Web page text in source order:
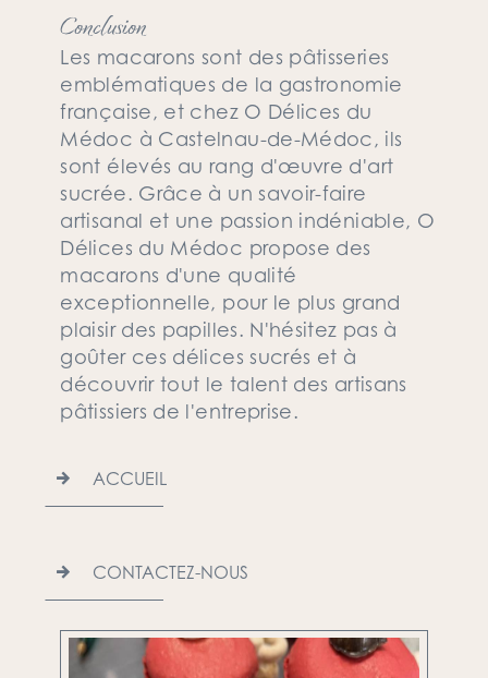
Conclusion
Les macarons sont des pâtisseries
emblématiques de la gastronomie
française, et chez O Délices du
Médoc à Castelnau-de-Médoc, ils
sont élevés au rang d'œuvre d'art
sucrée. Grâce à un savoir-faire
artisanal et une passion indéniable, O
Délices du Médoc propose des
macarons d'une qualité
exceptionnelle, pour le plus grand
plaisir des papilles. N'hésitez pas à
goûter ces délices sucrés et à
découvrir tout le talent des artisans
pâtissiers de l'entreprise.
ACCUEIL
CONTACTEZ-NOUS